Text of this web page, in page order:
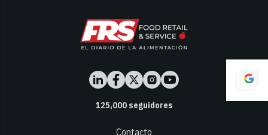
125,000seguidores
Contacto